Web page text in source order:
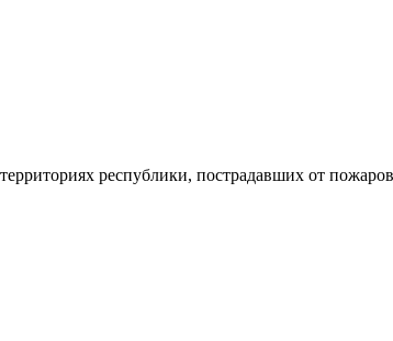
республики, пострадавших от